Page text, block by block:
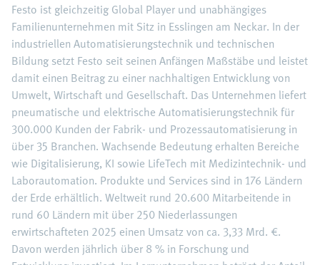
Festo ist gleichzeitig Global Player und unabhängiges
Familienunternehmen mit Sitz in Esslingen am Neckar. In der
industriellen Automatisierungstechnik und technischen
Bildung setzt Festo seit seinen Anfängen Maßstäbe und leistet
damit einen Beitrag zu einer nachhaltigen Entwicklung von
Umwelt, Wirtschaft und Gesellschaft. Das Unternehmen liefert
pneumatische und elektrische Automatisierungstechnik für
300.000 Kunden der Fabrik- und Prozessautomatisierung in
über 35 Branchen. Wachsende Bedeutung erhalten Bereiche
wie Digitalisierung, KI sowie LifeTech mit Medizintechnik- und
Laborautomation. Produkte und Services sind in 176 Ländern
der Erde erhältlich. Weltweit rund 20.600 Mitarbeitende in
rund 60 Ländern mit über 250 Niederlassungen
erwirtschafteten 2025 einen Umsatz von ca. 3,33 Mrd. €.
Davon werden jährlich über 8 % in Forschung und